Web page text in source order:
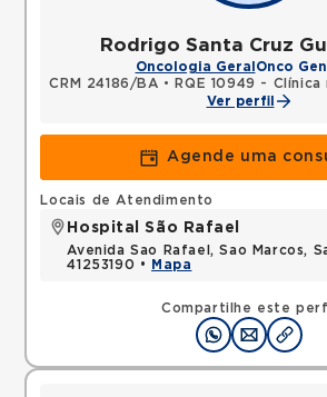
Rodrigo Santa Cruz
Oncologia Geral Onco
CRM 24186/BA • RQE 10949 - Clínica
Ver perfil
Agende uma
Compartilhe este
Locais de Atendimento
Hospital São Rafael
Avenida Sao Rafael, Sao Marcos,
41253190 •
Mapa